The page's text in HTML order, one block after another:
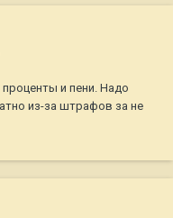
и пени. Надо
из-за штрафов за не